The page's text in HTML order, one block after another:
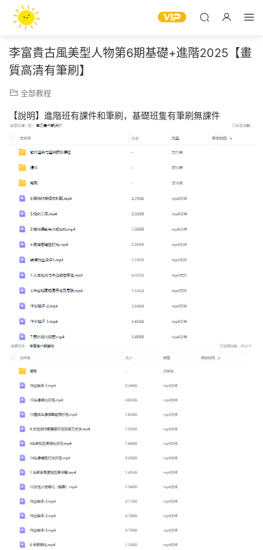
李富貴古風美型人物第6期基礎+進階2025【畫
質高清有筆刷】
全部教程
【說明】進階班有課件和筆刷，基礎班隻有筆刷無課件